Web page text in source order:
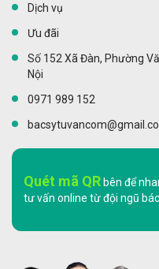
Dịch vụ
Ưu đãi
Số 152 Xã Đàn, Phường
Nội
0971 989 152
Quét mã QR bên để
tư vấn online từ đội ngũ